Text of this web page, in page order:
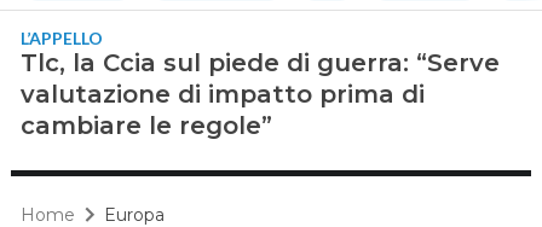
L’APPELLO
Tlc, la Ccia sul piede di guerra: “Serve
valutazione di impatto prima di
cambiare le regole”
Home Europa